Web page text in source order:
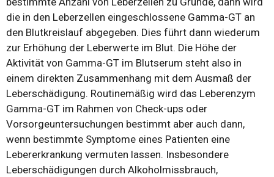
die in den Leberzellen eingeschlossene Gamma-GT an
den Blutkreislauf abgegeben. Dies führt dann wiederum
zur Erhöhung der Leberwerte im Blut. Die Höhe der
Aktivität von Gamma-GT im Blutserum steht also in
einem direkten Zusammenhang mit dem Ausmaß der
Leberschädigung. Routinemäßig wird das Leberenzym
Gamma-GT im Rahmen von Check-ups oder
Vorsorgeuntersuchungen bestimmt aber auch dann,
wenn bestimmte Symptome eines Patienten eine
Lebererkrankung vermuten lassen. Insbesondere
Leberschädigungen durch Alkoholmissbrauch,